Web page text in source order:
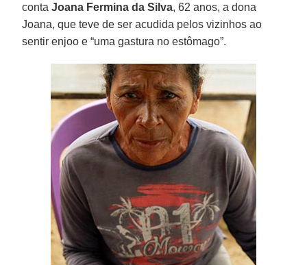
contaJoana Fermina da Silva, 62 anos, a dona
Joana, que teve de ser acudida pelos vizinhos ao
sentir enjoo e “uma gastura no estômago”.